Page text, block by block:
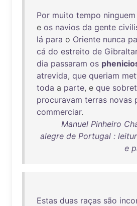
Por muito tempo ninguem
e os navios da gente
lá para o Oriente nunca
cá do estreito de Gibraltar
dia passaram os
atrevida, que queriam
toda a parte, e que
procuravam terras novas
commerciar.
Manuel Pinheiro
alegre de Portugal :
e
Estas duas raças são